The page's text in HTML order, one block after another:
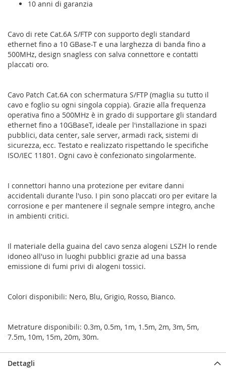
10 anni di garanzia
Cavo di rete Cat.6A S/FTP con supporto degli standard
ethernet fino a 10 GBase-T e una larghezza di banda fino a
500MHz, design snagless con salva connettore e contatti
placcati oro.
Cavo Patch Cat.6A con schermatura S/FTP (maglia su tutto il
cavo e foglio su ogni singola coppia). Grazie alla frequenza
operativa fino a 500MHz è in grado di supportare gli standard
ethernet fino a 10GBaseT, ideale per l'installazione in spazi
pubblici, data center, sale server, armadi rack, sistemi di
sicurezza, ecc. Testato e realizzato rispettando le specifiche
ISO/IEC 11801. Ogni cavo è confezionato singolarmente.
I connettori hanno una protezione per evitare danni
accidentali durante l'uso. I pin sono placcati oro per evitare la
corrosione e per mantenere il segnale sempre integro, anche
in ambienti critici.
Il materiale della guaina del cavo senza alogeni LSZH lo rende
idoneo all'uso in luoghi pubblici grazie ad una bassa
emissione di fumi privi di alogeni tossici.
Colori disponibili: Nero, Blu, Grigio, Rosso, Bianco.
Metrature disponibili: 0.3m, 0.5m, 1m, 1.5m, 2m, 3m, 5m,
7.5m, 10m, 15m, 20m, 30m.
Dettagli